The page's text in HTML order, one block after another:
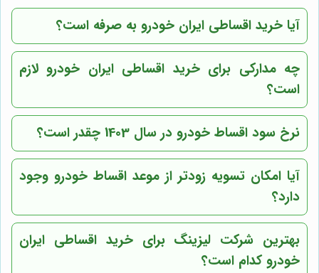
آیا خرید اقساطی ایران خودرو به صرفه است؟
چه مدارکی برای خرید اقساطی ایران خودرو لازم
است؟
نرخ سود اقساط خودرو در سال 1403 چقدر است؟
آیا امکان تسویه زودتر از موعد اقساط خودرو وجود
دارد؟
بهترین شرکت لیزینگ برای خرید اقساطی ایران
خودرو کدام است؟